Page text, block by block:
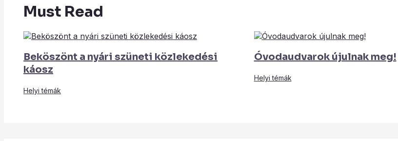
Must Read
Beköszönt a nyári szüneti közlekedési
káosz
Helyi témák
Óvodaudvarok újulnak meg!
Helyi témák